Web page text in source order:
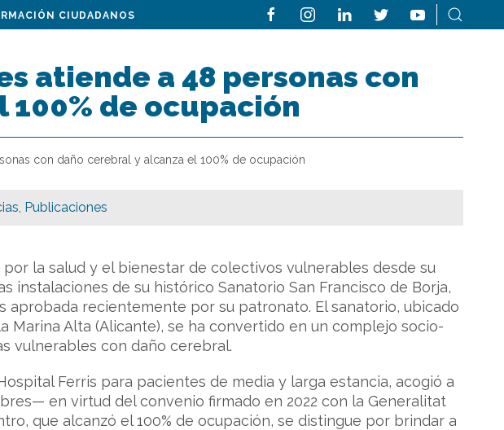
CIUDADANOS
atiende a 48 personas con
de ocupación
con daño cerebral y alcanza el 100% de ocupación
, Publicaciones
la salud y el bienestar de colectivos vulnerables desde su
instalaciones de su histórico Sanatorio San Francisco de Borja,
recientemente por su patronato. El sanatorio, ubicado
Marina Alta (Alicante), se ha convertido en un complejo socio-
vulnerables con daño cerebral.
Ferris para pacientes de media y larga estancia, acogió a
en virtud del convenio firmado en 2022 con la Generalitat
que alcanzó el 100% de ocupación, se distingue por brindar a